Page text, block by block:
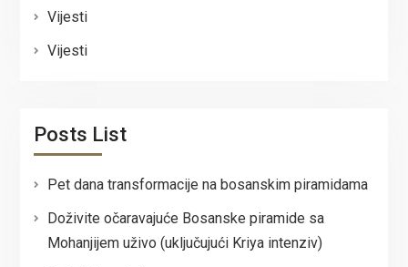
Vijesti
Vijesti
Posts List
Pet dana transformacije na bosanskim piramidama
Doživite očaravajuće Bosanske piramide sa
Mohanjijem uživo (uključujući Kriya intenziv)